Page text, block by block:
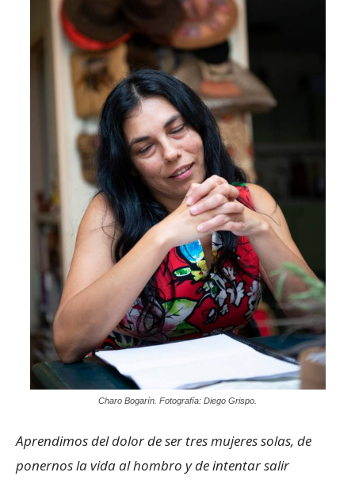
Charo Bogarín. Fotografía: Diego Grispo.
Aprendimos del dolor de ser tres mujeres solas, de
ponernos la vida al hombro y de intentar salir